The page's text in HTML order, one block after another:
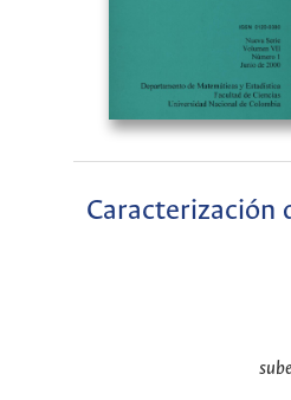
Caracterización